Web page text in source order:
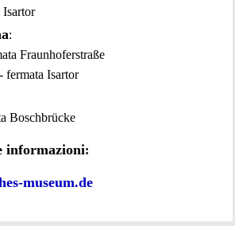
Isartor
:
Fraunhoferstraße
fermata Isartor
Boschbrücke
informazioni:
museum.de